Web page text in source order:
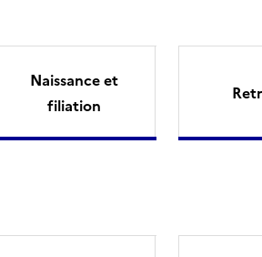
Naissance et
filiation